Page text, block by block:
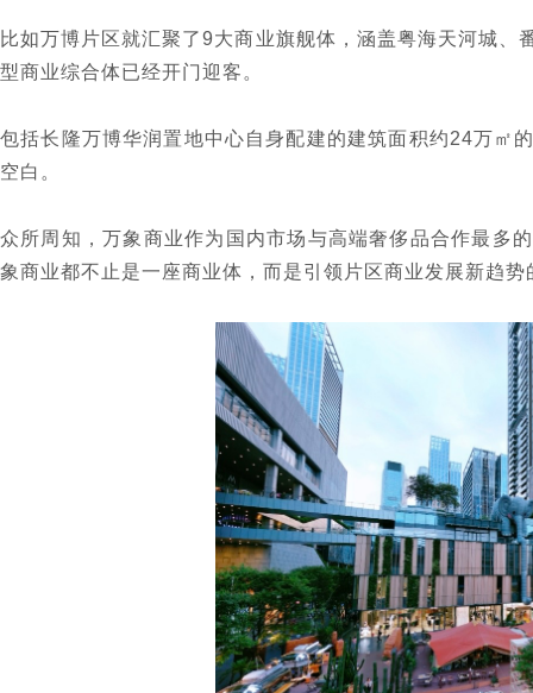
比如万博片区就汇聚了9大商业旗舰体，涵盖粤海天河城
型商业综合体已经开门迎客。
包括长隆万博华润置地中心自身配建的建筑面积约24万㎡
空白。
众所周知，万象商业作为国内市场与高端奢侈品合作最多
象商业都不止是一座商业体，而是引领片区商业发展新趋势